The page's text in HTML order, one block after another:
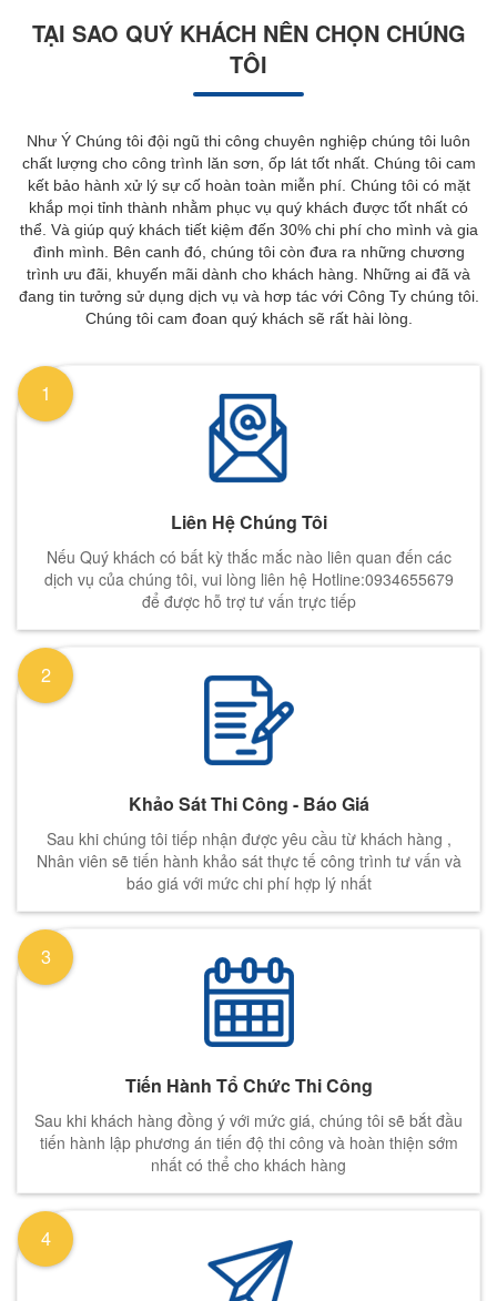
TẠI SAO QUÝ KHÁCH NÊN CHỌN CHÚNG
TÔI
Như Ý Chúng tôi đội ngũ thi công chuyên nghiệp chúng tôi luôn
chất lượng cho công trình lăn sơn, ốp lát tốt nhất. Chúng tôi cam
kết bảo hành xử lý sự cố hoàn toàn miễn phí. Chúng tôi có mặt
khắp mọi tỉnh thành nhằm phục vụ quý khách được tốt nhất có
thể. Và giúp quý khách tiết kiệm đến 30% chi phí cho mình và gia
đình mình. Bên canh đó, chúng tôi còn đưa ra những chương
trình ưu đãi, khuyến mãi dành cho khách hàng. Những ai đã và
đang tin tưởng sử dụng dịch vụ và hơp tác với Công Ty chúng tôi.
Chúng tôi cam đoan quý khách sẽ rất hài lòng.
Liên Hệ Chúng Tôi
Nếu Quý khách có bất kỳ thắc mắc nào liên quan đến các
dịch vụ của chúng tôi, vui lòng liên hệ Hotline:0934655679
để được hỗ trợ tư vấn trực tiếp
1
Khảo Sát Thi Công - Báo Giá
Sau khi chúng tôi tiếp nhận được yêu cầu từ khách hàng ,
Nhân viên sẽ tiến hành khảo sát thực tế công trình tư vấn và
báo giá với mức chi phí hợp lý nhất
2
Tiến Hành Tổ Chức Thi Công
Sau khi khách hàng đồng ý với mức giá, chúng tôi sẽ bắt đầu
tiến hành lập phương án tiến độ thi công và hoàn thiện sớm
nhất có thể cho khách hàng
3
4